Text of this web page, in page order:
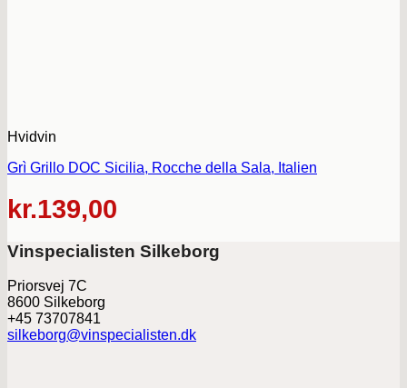
Hvidvin
Grì Grillo DOC Sicilia, Rocche della Sala, Italien
kr.139,00
Vinspecialisten Silkeborg
Priorsvej 7C
8600 Silkeborg
+45 73707841
silkeborg@vinspecialisten.dk